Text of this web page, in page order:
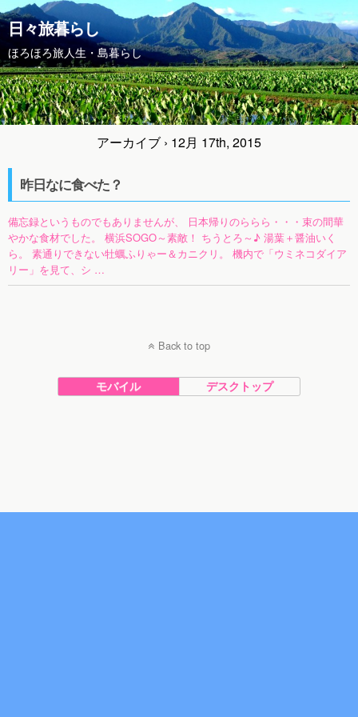
日々旅暮らし
ほろほろ旅人生・島暮らし
アーカイブ › 12月 17th, 2015
昨日なに食べた？
備忘録というものでもありませんが、 日本帰りのららら・・・束の間華
やかな食材でした。 横浜SOGO～素敵！ ちうとろ～♪ 湯葉＋醤油いく
ら。 素通りできない牡蠣ふりゃー＆カニクリ。 機内で「ウミネコダイア
リー」を見て、シ …
Back to top
モバイル デスクトップ